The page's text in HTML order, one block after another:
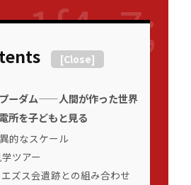
[Close]
ーダム——人間が作った世界
所を子どもと見る
的なスケール
学ツアー
ズス会遺跡との組み合わせ